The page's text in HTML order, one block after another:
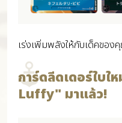
เร่งเพิ่มพลังให้กับเด็คของ
การ์ดลีดเดอร์ใบ
Luffy" มาแล้ว!